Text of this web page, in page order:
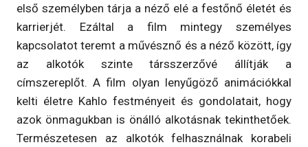
első személyben tárja a néző elé a festőnő életét és
karrierjét. Ezáltal a film mintegy személyes
kapcsolatot teremt a művésznő és a néző között, így
az alkotók szinte társszerzővé állítják a
címszereplőt. A film olyan lenyűgöző animációkkal
kelti életre Kahlo festményeit és gondolatait, hogy
azok önmagukban is önálló alkotásnak tekinthetőek.
Természetesen az alkotók felhasználnak korabeli